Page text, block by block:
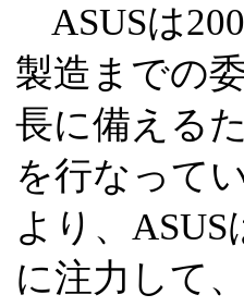
ASUSは
製造までの
長に備える
を行なって
より、
に注力して